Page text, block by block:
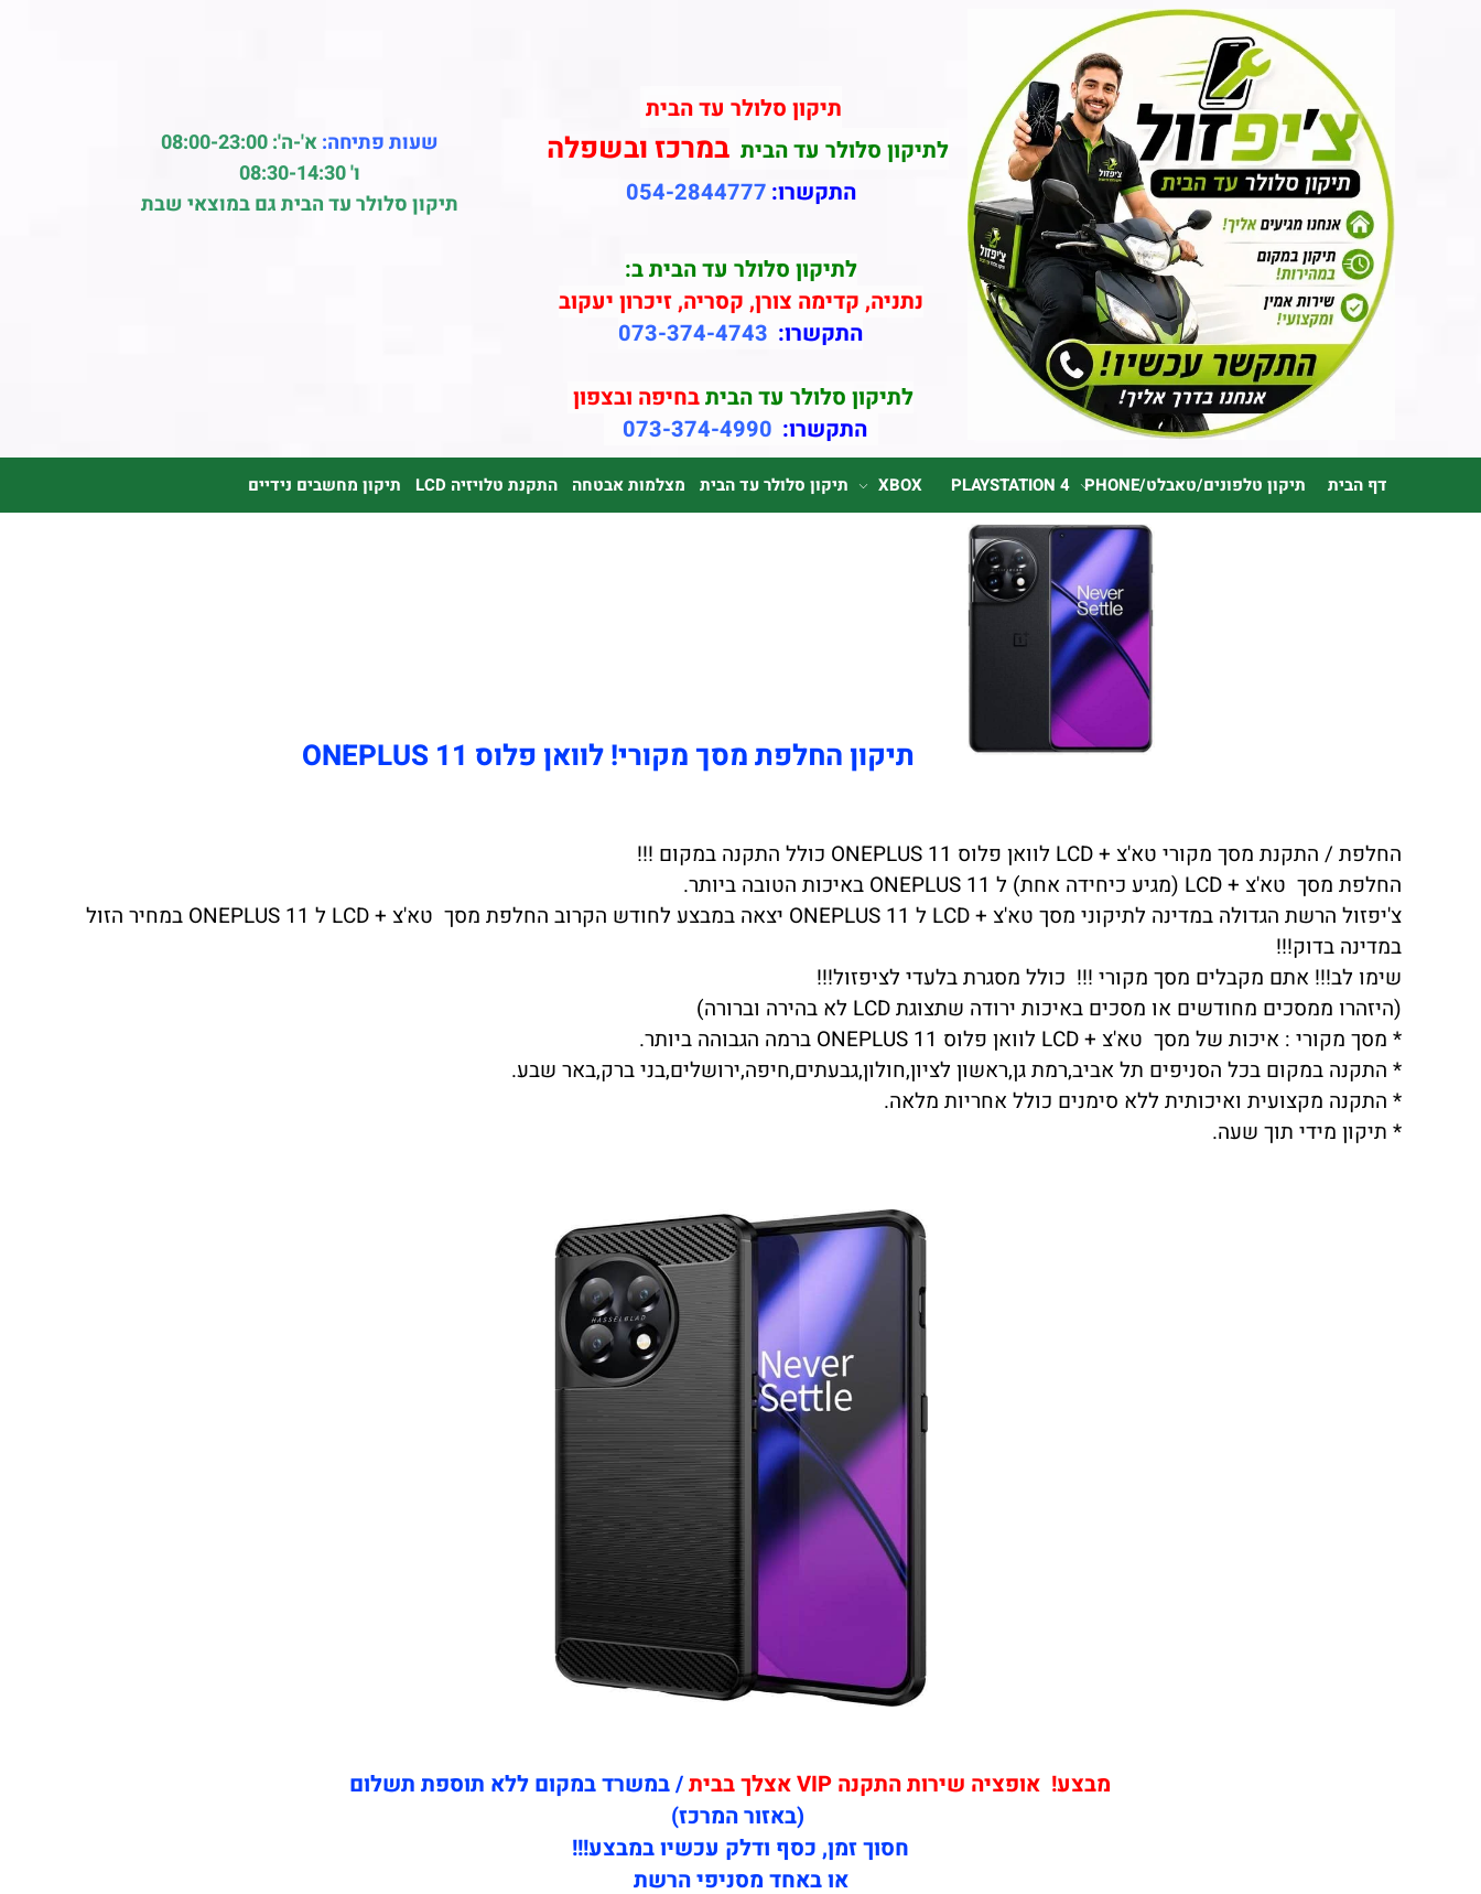
תיקון סלולר עד הבית
לתיקון סלולר עד הביתבמרכז ובשפלה
התקשרו: 054-2844777
לתיקון סלולר עד הבית ב:
נתניה, קדימה צורן, קסריה, זיכרון יעקוב
התקשרו: 073-374-4743
לתיקון סלולר עד הביתבחיפה ובצפון
התקשרו: 073-374-4990
שעות פתיחה:א'-ה': 08:00-23:00
ו' 08:30-14:30
תיקון סלולר עד הבית גם במוצאי שבת
דף הבית תיקון טלפונים/טאבלט/PHONE PLAYSTATION 4
XBOX תיקון סלולר עד הבית מצלמות אבטחה התקנת טלויזיה LCD תיקון מחשבים נידיים
תיקון החלפת מסך מקורי! לוואן פלוס ONEPLUS 11
החלפת / התקנת מסך מקורי טא'צ + LCD לוואן פלוס ONEPLUS 11 כולל התקנה במקום !!!
החלפת מסך טא'צ + LCD (מגיע כיחידה אחת) ל ONEPLUS 11 באיכות הטובה ביותר.
צ'יפזול הרשת הגדולה במדינה לתיקוני מסך טא'צ + LCD ל ONEPLUS 11 יצאה במבצע לחודש הקרוב החלפת מסך טא'צ + LCD ל ONEPLUS 11 במחיר הזול
במדינה בדוק!!!
שימו לב!!! אתם מקבלים מסך מקורי !!! כולל מסגרת בלעדי לציפזול!!!
(היזהרו ממסכים מחודשים או מסכים באיכות ירודה שתצוגת LCD לא בהירה וברורה)
* מסך מקורי : איכות של מסך טא'צ + LCD לוואן פלוס ONEPLUS 11 ברמה הגבוהה ביותר.
* התקנה במקום בכל הסניפים תל אביב,רמת גן,ראשון לציון,חולון,גבעתים,חיפה,ירושלים,בני ברק,באר שבע.
* התקנה מקצועית ואיכותית ללא סימנים כולל אחריות מלאה.
* תיקון מידי תוך שעה.
מבצע! אופציה שירות התקנה VIP אצלך בבית
/ במשרד במקום ללא תוספת תשלום
(באזור המרכז)
חסוך זמן, כסף ודלק עכשיו במבצע!!!
או באחד מסניפי הרשת